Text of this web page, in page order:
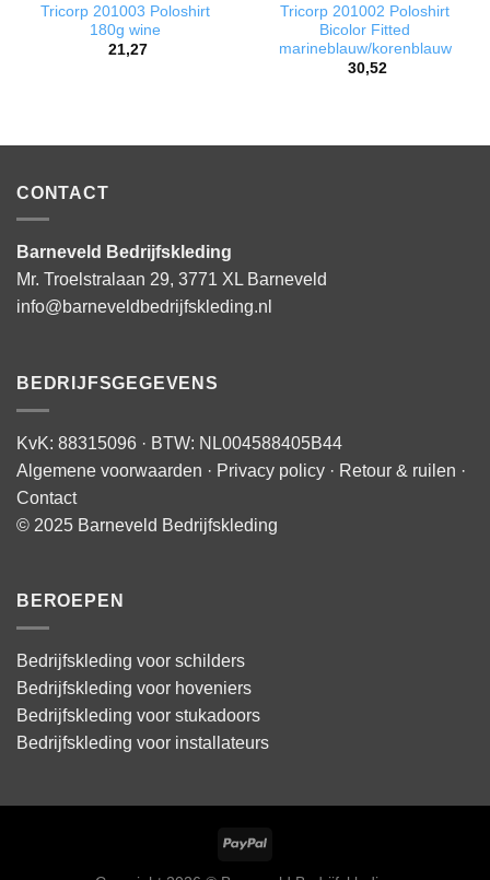
Tricorp 201003 Poloshirt
180g wine
21,27
Tricorp 201002 Poloshirt
Bicolor Fitted
marineblauw/korenblauw
30,52
CONTACT
Barneveld Bedrijfskleding
Mr. Troelstralaan 29, 3771 XL Barneveld
info@barneveldbedrijfskleding.nl
BEDRIJFSGEGEVENS
KvK: 88315096 · BTW: NL004588405B44
Algemene voorwaarden · Privacy policy · Retour & ruilen ·
Contact
© 2025 Barneveld Bedrijfskleding
BEROEPEN
Bedrijfskleding voor schilders
Bedrijfskleding voor hoveniers
Bedrijfskleding voor stukadoors
Bedrijfskleding voor installateurs